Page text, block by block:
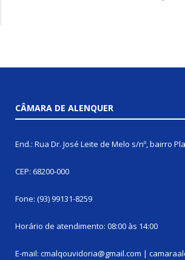
CÂMARA DE ALENQUER
End.: Rua Dr. José Leite de Melo s/nº, bairro
CEP: 68200-000
Fone: (93) 99131-8259
Horário de atendimento: 08:00 às 14:00
E-mail: cmalqouvidoria@gmail.com |